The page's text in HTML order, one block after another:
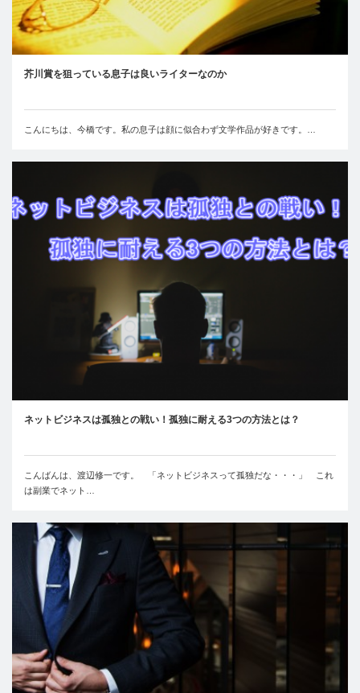
芥川賞を狙っている息子は良いライターなのか
こんにちは、今橋です。私の息子は顔に似合わず文学作品が好きです。…
ネットビジネスは孤独との戦い！孤独に耐える3つの方法とは？
こんばんは、渡辺修一です。 「ネットビジネスって孤独だな・・・」 これ
は副業でネット…